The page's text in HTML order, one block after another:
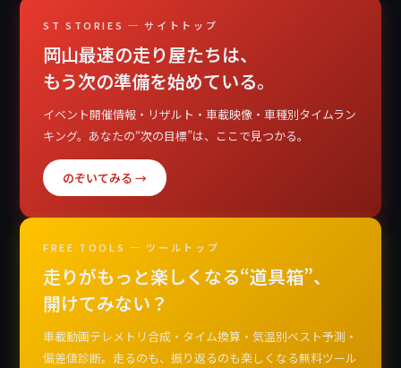
ST STORIES ─ サイトトップ
岡山最速の走り屋たちは、
もう次の準備を始めている。
イベント開催情報・リザルト・車載映像・車種別タイムラン
キング。あなたの“次の目標”は、ここで見つかる。
のぞいてみる →
FREE TOOLS ─ ツールトップ
走りがもっと楽しくなる“道具箱”、
開けてみない？
車載動画テレメトリ合成・タイム換算・気温別ベスト予測・
偏差値診断。走るのも、振り返るのも楽しくなる無料ツール